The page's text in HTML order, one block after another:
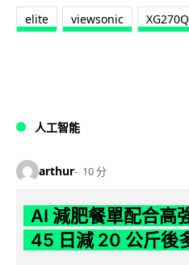
elite viewsonic
人工智能
arthur 10 分
AI 減肥餐單配合
45 日減 20 公斤後